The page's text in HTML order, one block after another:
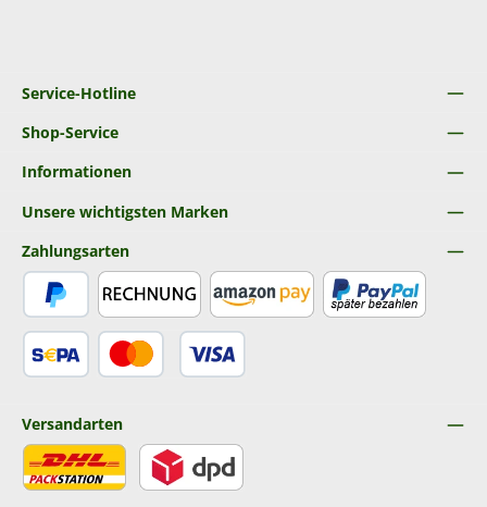
Service-Hotline
Shop-Service
Informationen
Unsere wichtigsten Marken
Zahlungsarten
Versandarten